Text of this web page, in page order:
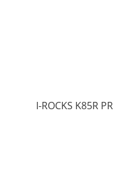
I-ROCKS K85R